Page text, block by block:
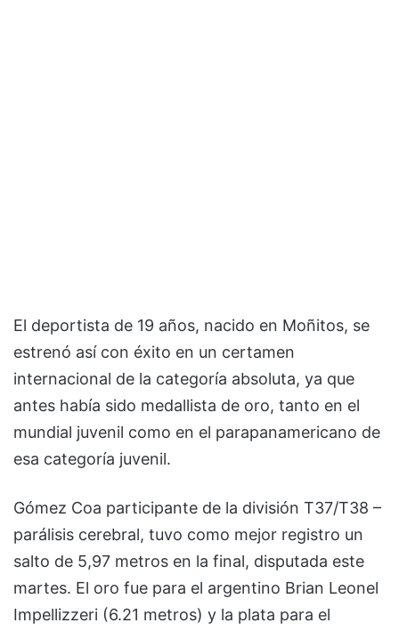
El deportista de 19 años, nacido en Moñitos, se
estrenó así con éxito en un certamen
internacional de la categoría absoluta, ya que
antes había sido medallista de oro, tanto en el
mundial juvenil como en el parapanamericano de
esa categoría juvenil.
Gómez Coa participante de la división T37/T38 –
parálisis cerebral, tuvo como mejor registro un
salto de 5,97 metros en la final, disputada este
martes. El oro fue para el argentino Brian Leonel
Impellizzeri (6.21 metros) y la plata para el